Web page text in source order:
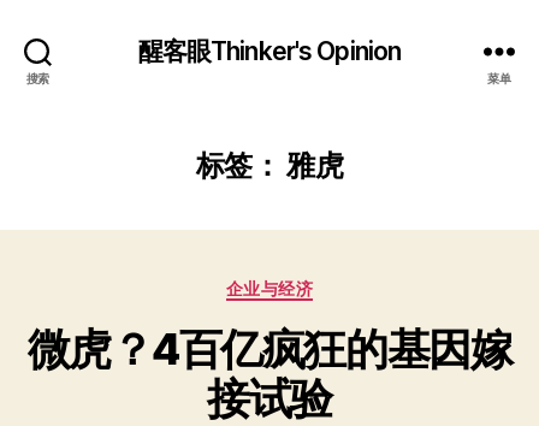
搜索
醒客眼Thinker's Opinion
菜单
标签：雅虎
分
企业与经济
微虎？4百亿疯狂的基因嫁
接试验